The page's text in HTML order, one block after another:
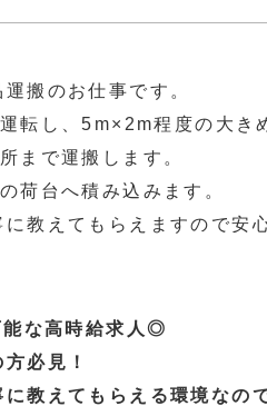
搬のお仕事です。
転し、5m×2m程度の大き
まで運搬します。
荷台へ積み込みます。
教えてもらえますので安
能な高時給求人◎
必見！
教えてもらえる環境なの